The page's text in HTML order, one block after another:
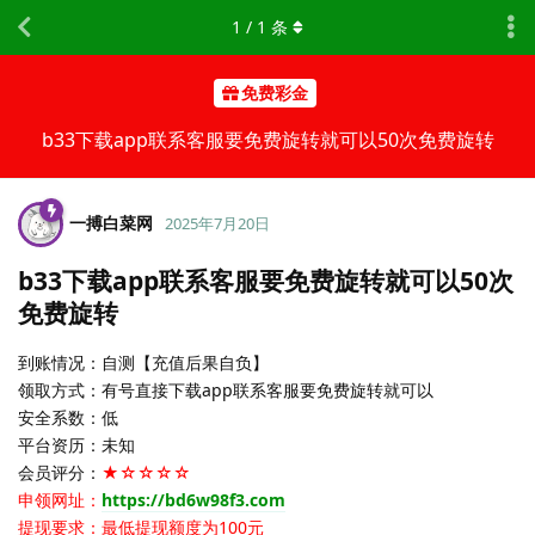
免费彩金
b33下载app联系客服要免费旋转就可以50次免费旋转
1 / 1 条
一搏白菜网 2025年7月20日
b33下载app联系客服要免费旋转就可以50次
免费旋转
到账情况：自测【充值后果自负】
领取方式：有号直接下载app联系客服要免费旋转就可以
安全系数：低
平台资历：未知
会员评分： ★☆☆☆☆
申领网址： https://bd6w98f3.com
提现要求：最低提现额度为100元